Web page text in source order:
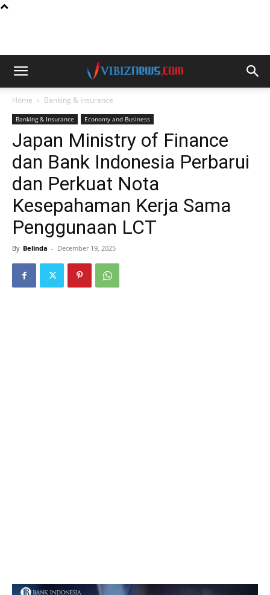
Home Banking & Insurance
Banking & Insurance Economy and Business
Japan Ministry of Finance
dan Bank Indonesia Perbarui
dan Perkuat Nota
Kesepahaman Kerja Sama
Penggunaan LCT
By Belinda - December 19, 2025